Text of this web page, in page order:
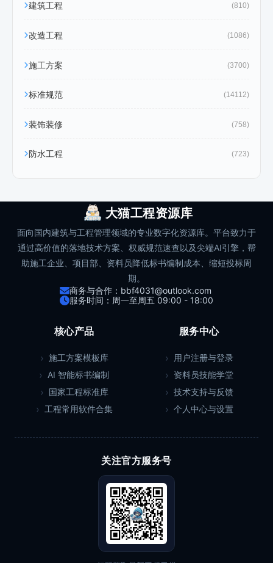
建筑工程 (810)
改造工程 (1086)
施工方案 (3700)
标准规范 (14112)
装饰装修 (758)
防水工程 (723)
大猫工程资源库
面向国内建筑与工程管理领域的专业数字化资源库。平台致力于
通过高价值的落地技术方案、权威规范速查以及尖端AI引擎，帮
助施工企业、项目部、资料员降低标书编制成本、缩短投标周
期。
商务与合作：bbf4031@outlook.com
服务时间：周一至周五 09:00 - 18:00
核心产品
施工方案模板库
AI 智能标书编制
国家工程标准库
工程常用软件合集
服务中心
用户注册与登录
资料员技能学堂
技术支持与反馈
个人中心与设置
关注官方服务号